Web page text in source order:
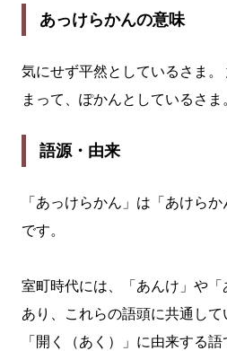
あっけらかんの意味
気にせず平然としているさま
まって、ぽかんとしているさま
語源・由来
「あっけらかん」は「あけら
です。
室町時代には、「あんけ」や
あり、これらの語頭に共通し
「開く（あく）」に由来する